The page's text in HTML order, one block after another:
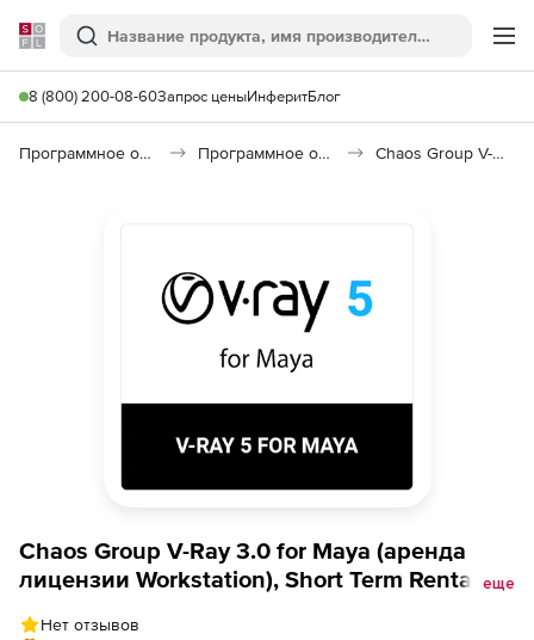
Softline
Поиск
8 (800) 200-08-60Запрос ценыИнферитБлог
Программное обеспечение для графики и дизайна Программное обеспечение для 3D графики Chaos Group V-Ray for Maya
Chaos Group V-Ray 3.0 for Maya (аренда
лицензии Workstation), Short Term Rental (1еще
Нет отзывов